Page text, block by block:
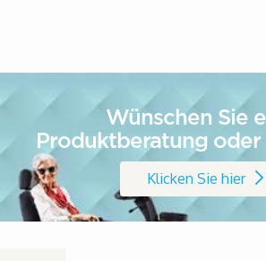
Wünschen Sie
Produktberatung oder
Klicken Sie hier